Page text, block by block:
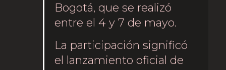
Bogotá, que se realizó
entre el 4 y 7 de mayo.
La participación significó
el lanzamiento oficial de